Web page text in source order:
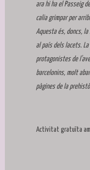
ara hi ha el Passeig
calia grimpar per
Aquesta és, doncs,
al país dels lacets.
protagonistes de
barcelonins, molt
pàgines de la
Activitat gratuïta